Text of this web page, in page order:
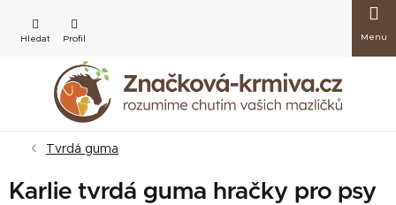
obsah
košík
Tvrdá guma
Karlie tvrdá guma hračky pro psy